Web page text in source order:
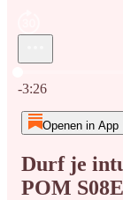
-3:26
Openen in App
Durf je
POM